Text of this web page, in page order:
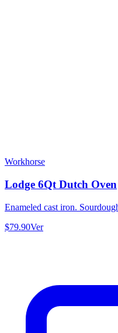
Workhorse
Lodge 6Qt Dutch Oven
Enameled cast iron.
$79.90Ver